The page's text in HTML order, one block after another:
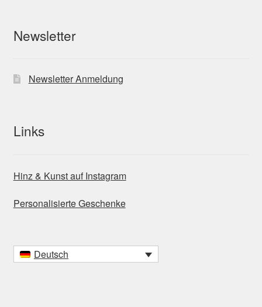
Newsletter
Newsletter Anmeldung
Links
Hinz & Kunst auf Instagram
Personalisierte Geschenke
Deutsch